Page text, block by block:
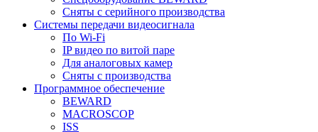
Сняты с серийного производства
Системы передачи видеосигнала
По Wi-Fi
IP видео по витой паре
Для аналоговых камер
Сняты с производства
Программное обеспечение
BEWARD
MACROSCOP
ISS